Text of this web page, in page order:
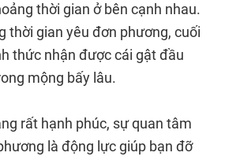
thời gian ở bên cạnh nhau.
thời gian yêu đơn phương, cuối
thức nhận được cái gật đầu
mộng bấy lâu.
rất hạnh phúc, sự quan tâm
là động lực giúp bạn đỡ